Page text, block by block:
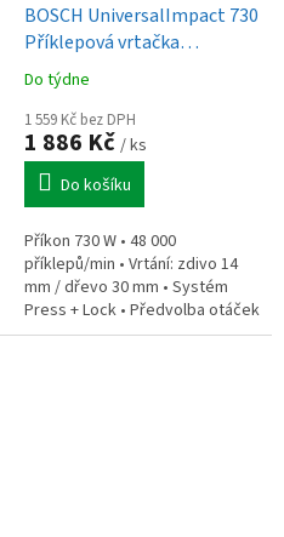
BOSCH UniversalImpact 730
Příklepová vrtačka
(0.603.313.420)
Do týdne
1 559 Kč bez DPH
1 886 Kč / ks
Do košíku
Příkon 730 W • 48 000
příklepů/min • Vrtání: zdivo 14
mm / dřevo 30 mm • Systém
Press + Lock • Předvolba otáček
• Hmotnost 2,1 kg • Balení: